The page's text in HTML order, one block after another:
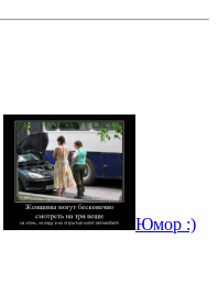
Юмор :)